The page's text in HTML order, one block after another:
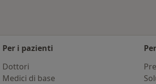
Per i pazienti
Dottori
Medici di base